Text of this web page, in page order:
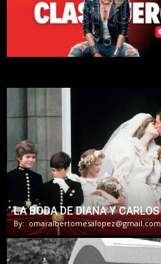
LA BODA DE DIANA Y CARLOS
By: omaralbertomesalopez@gmail.com